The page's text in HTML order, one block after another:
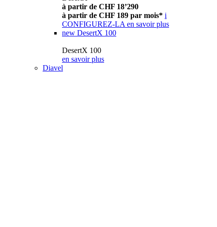
à partir de CHF 18’290
à partir de CHF 189 par mois* i
CONFIGUREZ-LA en savoir plus
new DesertX 100
DesertX 100
en savoir plus
Diavel